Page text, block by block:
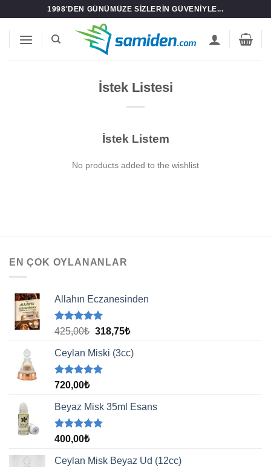
1998'DEN GÜNÜMÜZE SIZLERIN GÜVENIYLE...
İstek Listesi
İstek Listem
No products added to the wishlist
EN ÇOK OYLANANLAR
Allahın Eczanesinden
5 üzerinden
aldı
425,00₺ Orijinal
425,00₺.
318,75₺Şu
fiyat:
Ceylan Miski (3cc)
5 üzerinden
aldı
720,00₺
Beyaz Misk 35ml Esans
5 üzerinden
aldı
400,00₺
Ceylan Misk Beyaz Ud (12cc)